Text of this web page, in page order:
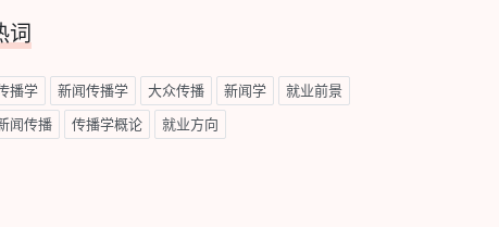
词
播学 新闻传播学 大众传播 新闻学 就业前景
闻传播 传播学概论 就业方向